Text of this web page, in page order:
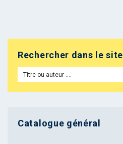
Rechercher dans le site
Catalogue général